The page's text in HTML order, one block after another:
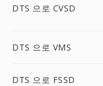
DTS 으로 CVSD
DTS 으로 VMS
DTS 으로 FSSD